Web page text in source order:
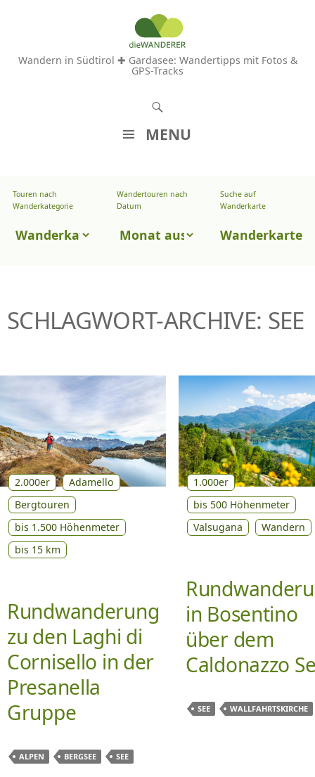
Wandern in Südtirol ✚ Gardasee: Wandertipps mit Fotos &
GPS-Tracks
MENU
M
S
P
N
N
Touren nach
Wanderkategorie
Touren
Wandertouren nach
Datum
Wandertouren
Datum
Suche auf
Wanderkarte
Wanderkarte
SCHLAGWORT-ARCHIVE: SEE
2.000er
Adamello
Bergtouren
bis 1.500 Höhenmeter
bis 15 km
Rundwanderung
zu den Laghi di
Cornisello in der
Presanella
Gruppe
ALPEN BERGSEE SEE
1.000er
bis 500 Höhenmeter
Valsugana
Wandern
in Bosentino
über dem
Caldonazzo
SEE WALLFAHRTSKIRCHE